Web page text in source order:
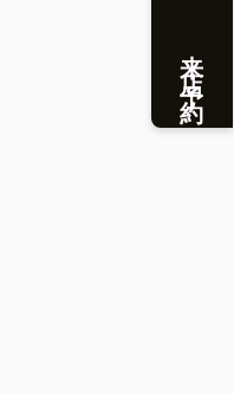
来店予約